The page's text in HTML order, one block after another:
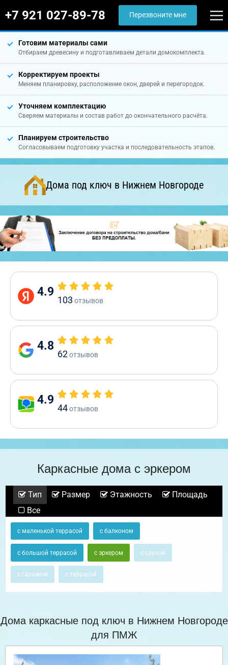
+7 921 027-89-78 Перезвоните мне
Готовим материалы сами
Отбираем древесину и подготавливаем детали домокомплекта.
Корректируем проекты
Меняем планировку, расположение окон, дверей и перегородок.
Уточняем комплектацию
Сверяем материалы и состав работ до окончательного расчёта.
Планируем строительство
Согласовываем подготовку участка и последовательность этапов.
Дома под ключ в Нижнем Новгороде
4.9
103 отзывов
4.8
62отзывов
4.9
44отзывов
Каркасные дома с эркером
Тип Размер Этажность
Площадь
Все
с маленькой террасой с балконом
с большой террасой с эркером с сауной
с гаражом с террасой
Дома каркасные под ключ в Нижнем Новгороде
для ПМЖ